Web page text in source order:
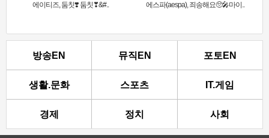
에이티즈, 둠칫❣️ 둠칫❣&#.. 에스파(aespa), 죄송해요🥺🎤마이..
방송EN 뮤직EN 포토EN
생활.문화 스포츠 IT.게임
경제 정치 사회